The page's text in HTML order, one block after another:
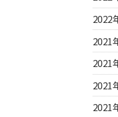
2022
2021
2021
2021
2021